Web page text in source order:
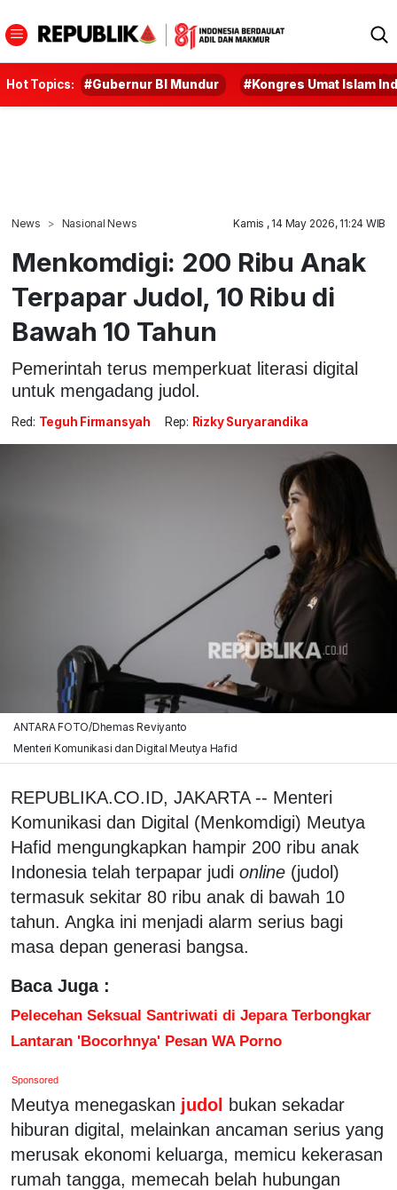
Hot Topics: #Gubernur BI Mundur #Kongres Umat Islam
News Nasional News Kamis , 14 May 2026, 11:24 WIB
Menkomdigi: 200 Ribu Anak
Terpapar Judol, 10 Ribu di
Bawah 10 Tahun
Pemerintah terus memperkuat literasi digital
untuk mengadang judol.
Red: Teguh Firmansyah Rep: Rizky Suryarandika
ANTARA FOTO/Dhemas Reviyanto
Menteri Komunikasi dan Digital Meutya Hafid
REPUBLIKA.CO.ID, JAKARTA -- Menteri
Komunikasi dan Digital (Menkomdigi) Meutya
Hafid mengungkapkan hampir 200 ribu anak
Indonesia telah terpapar judi online (judol)
termasuk sekitar 80 ribu anak di bawah 10
tahun. Angka ini menjadi alarm serius bagi
masa depan generasi bangsa.
Baca Juga :
Pelecehan Seksual Santriwati di Jepara Terbongkar
Lantaran 'Bocorhnya' Pesan WA Porno
Sponsored
Meutya menegaskan judol
bukan sekadar
hiburan digital, melainkan ancaman serius yang
merusak ekonomi keluarga, memicu kekerasan
rumah tangga, memecah belah hubungan